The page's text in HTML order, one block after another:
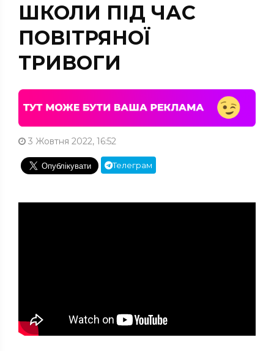
ШКОЛИ ПІД ЧАС
ПОВІТРЯНОЇ
ТРИВОГИ
3 Жовтня 2022, 16:52
Телеграм